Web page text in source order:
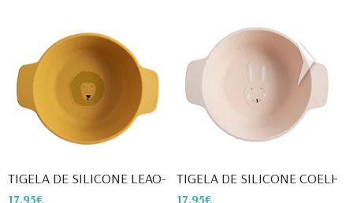
TIGELA DE SILICONE LEAO- TR...
17,95€
TIGELA DE SILICONE
17,95€